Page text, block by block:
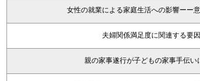
女性の就業による家庭生活への影響ーー
夫婦関係満足度に関連する要
親の家事遂行が子どもの家事手伝い